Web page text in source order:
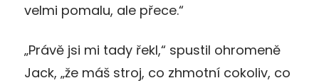
velmi pomalu, ale přece.“
„Právě jsi mi tady řekl,“ spustil ohromeně
Jack, „že máš stroj, co zhmotní cokoliv, co